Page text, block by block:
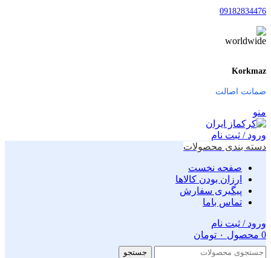
09182834476
Korkmaz
ضمانت اصالت
منو
ورود / ثبت نام
دسته بندی محصولات
صفحه نخست
ارزان بودن کالاها
پیگیری سفارش
تماس باما
ورود / ثبت نام
0 محصول ۰ تومان
جستجو